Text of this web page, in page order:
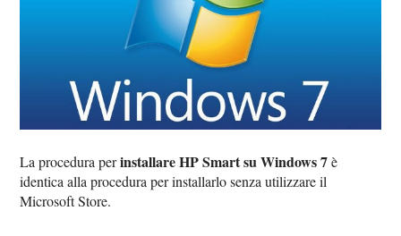
La procedura perinstallare HP Smart su Windows 7è
identica alla procedura per installarlo senza utilizzare il
Microsoft Store.